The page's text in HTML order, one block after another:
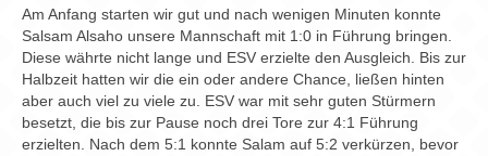
Sponsoren
Chronik
Archiv
Am Anfang starten wir gut und nach wenigen Minuten konnte
Salsam Alsaho unsere Mannschaft mit 1:0 in Führung bringen.
Diese währte nicht lange und ESV erzielte den Ausgleich. Bis zur
Halbzeit hatten wir die ein oder andere Chance, ließen hinten
aber auch viel zu viele zu. ESV war mit sehr guten Stürmern
besetzt, die bis zur Pause noch drei Tore zur 4:1 Führung
erzielten. Nach dem 5:1 konnte Salam auf 5:2 verkürzen, bevor